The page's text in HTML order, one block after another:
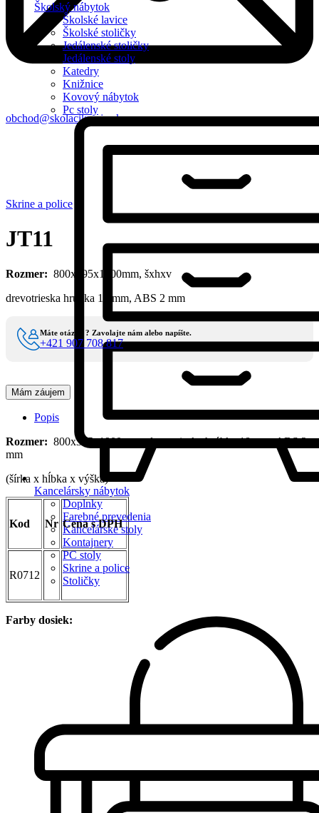
obchod@skolacikmajo.sk
Školský nábytok
Školské lavice
Školské stoličky
Jedálenské stoličky
Jedálenské stoly
Katedry
Knižnice
Kovový nábytok
Pc stoly
Kancelársky nábytok
Doplnky
Farebné prevedenia
Kancelárske stoly
Kontajnery
PC stoly
Skrine a police
Stoličky
Skrine a police
JT11
Rozmer: 800x395x1900mm, šxhxv
drevotrieska hrúbka 18 mm, ABS 2 mm
Máte otázky ? Zavolajte nám alebo napíšte.
+421 907 708 817
Mám záujem
Popis
Rozmer: 800x395x1900mm , drevotrieska hrúbka 18 mm, ABS 2
mm
(šírka x hĺbka x výška)
Kod Nr Cena s DPH
R0712
Farby dosiek: